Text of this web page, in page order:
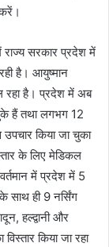
राज्य सरकार प्रदेश में
है। आयुष्मान
रहा है। प्रदेश में अब
हैं तथा लगभग 12
किया जा चुका
के लिए मेडिकल
में प्रदेश में 5
साथ ही 9 नर्सिंग
हल्द्वानी और
किया जा रहा